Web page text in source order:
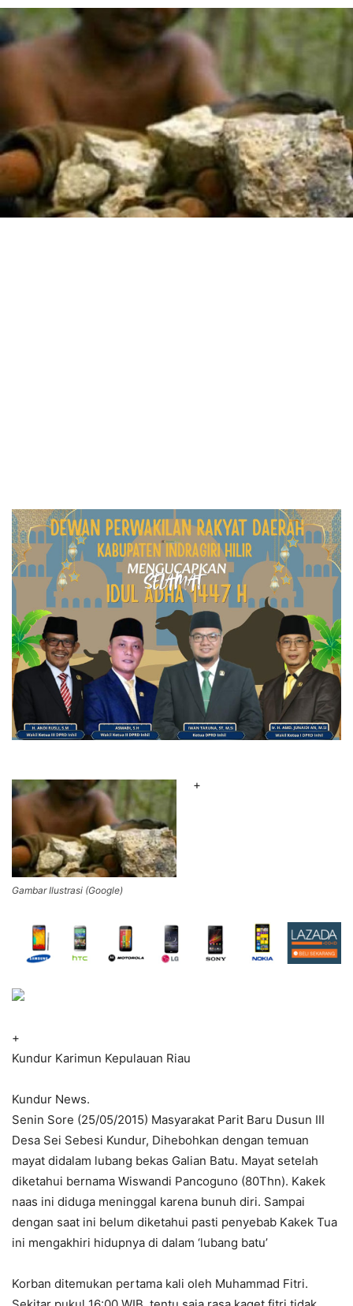
Gambar Ilustrasi (Google)
+
+
Kundur Karimun Kepulauan Riau
Kundur News.
Senin Sore (25/05/2015) Masyarakat Parit Baru Dusun III
Desa Sei Sebesi Kundur, Dihebohkan dengan temuan
mayat didalam lubang bekas Galian Batu. Mayat setelah
diketahui bernama Wiswandi Pancoguno (80Thn). Kakek
naas ini diduga meninggal karena bunuh diri. Sampai
dengan saat ini belum diketahui pasti penyebab Kakek Tua
ini mengakhiri hidupnya di dalam ‘lubang batu’
Korban ditemukan pertama kali oleh Muhammad Fitri.